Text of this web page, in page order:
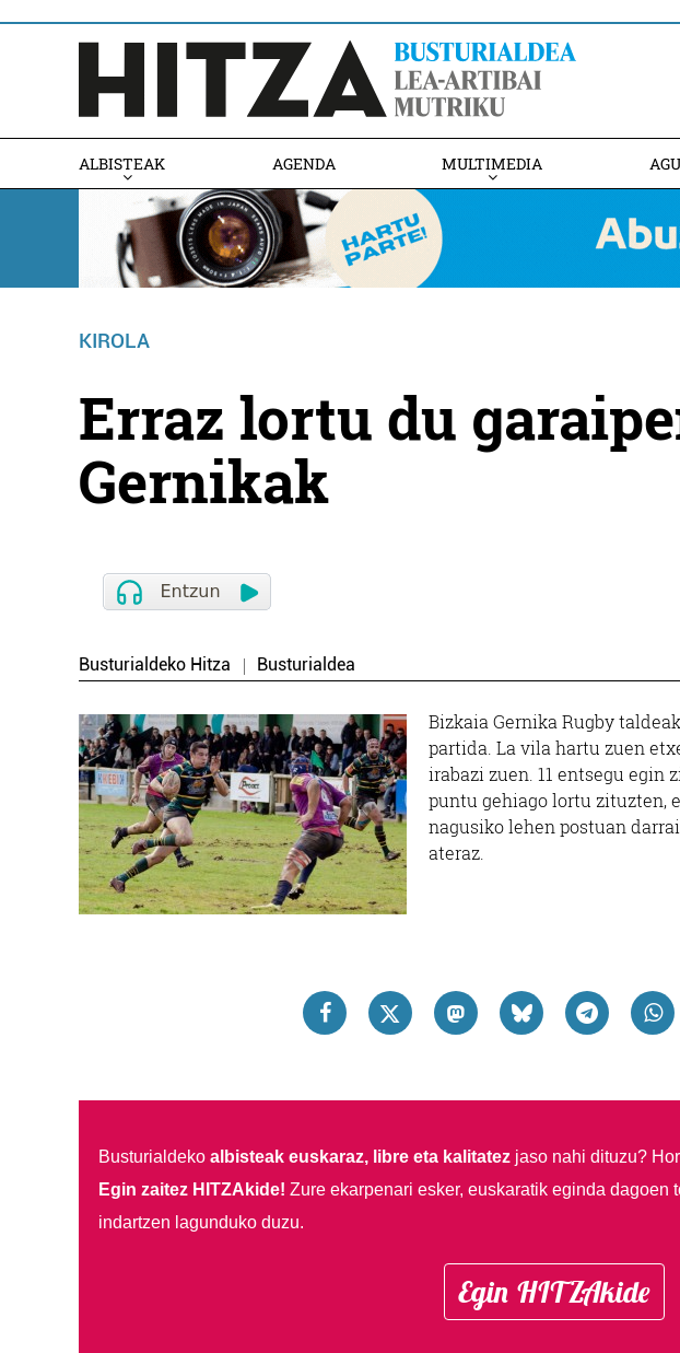
ALBISTEAK AGENDA MULTIMEDIA
KIROLA
Erraz lortu du
Gernikak
Busturialdeko Hitza Busturialdea
Bizkaia Gernika Rugby
partida. La vila hartu zuen
irabazi zuen. 11 entsegu egin
puntu gehiago lortu zituzten,
nagusiko lehen postuan
ateraz.
Busturialdeko albisteak euskaraz, libre eta kalitatezjaso nahi dituzu?
Egin zaitez HITZAkide! Zure ekarpenari esker, euskaratik eginda dagoen
indartzen lagunduko duzu.
Egin HITZAkide